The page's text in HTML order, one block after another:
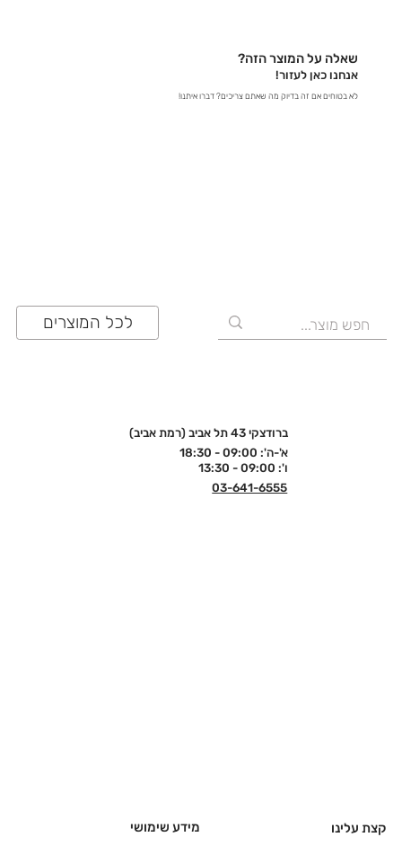
ולוודא שתעשו את הבחירה הנכונה!
שאלה על המוצר הזה?
אנחנו כאן לעזור!
לא בטוחים אם זה בדיוק מה שאתם צריכים? דברו איתנו!
לכל המוצרים
ברודצקי 43 תל אביב (רמת אביב)
א'-ה': 09:00 - 18:30
ו': 09:00 - 13:30
03-641-6555
מידע שימושי קצת עלינו